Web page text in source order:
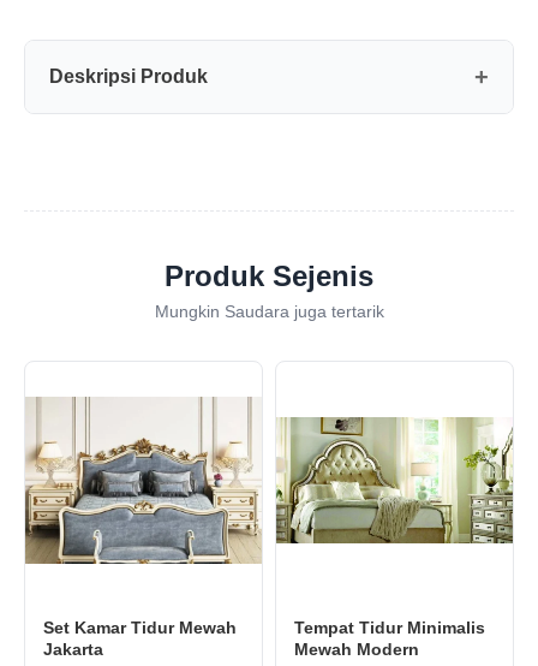
Deskripsi Produk
Produk Sejenis
Mungkin Saudara juga tertarik
Set Kamar Tidur Mewah
Jakarta
Tempat Tidur Minimalis
Mewah Modern